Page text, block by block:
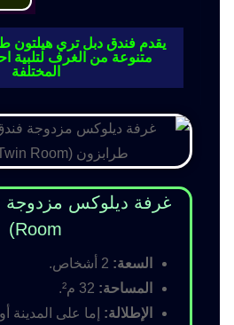
يقدم فندق دبل تري هيلتون
متنوعة من الغرف لتلبية
المختلفة
Room)
السعة:
المساحة:
الإطلالة: إما على المدينة